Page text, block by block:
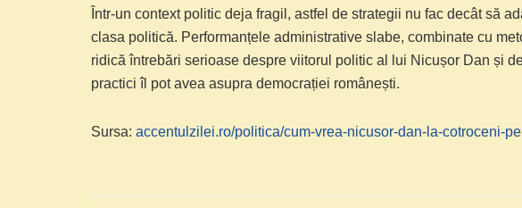
Într-un context politic deja fragil, astfel de strategii nu fac decât să
clasa politică. Performanțele administrative slabe, combinate cu
ridică întrebări serioase despre viitorul politic al lui Nicușor Dan și
practici îl pot avea asupra democrației românești.
Sursa: accentulzilei.ro/politica/cum-vrea-nicusor-dan-la-cotroceni-